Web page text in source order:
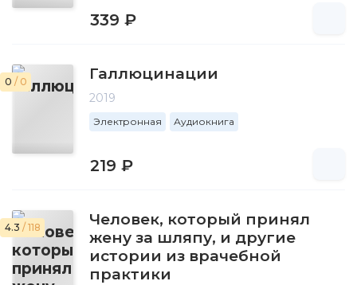
339 ₽
0 / 0 Галлюцинации
2019
Электронная Аудиокнига
219 ₽
4.3 / 118
Человек, который принял
жену за шляпу, и другие
истории из врачебной
практики